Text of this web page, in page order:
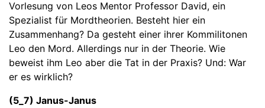
Vorlesung von Leos Mentor Professor David, ein
Spezialist für Mordtheorien. Besteht hier ein
Zusammenhang? Da gesteht einer ihrer Kommilitonen
Leo den Mord. Allerdings nur in der Theorie. Wie
beweist ihm Leo aber die Tat in der Praxis? Und: War
er es wirklich?
(5_7) Janus-Janus